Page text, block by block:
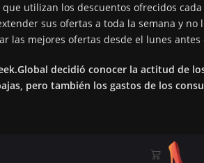
utilizan los descuentos ofrecidos
sus ofertas a toda la semana y no
las mejores ofertas desde el lunes
decidió conocer la actitud de
pero también los gastos de los